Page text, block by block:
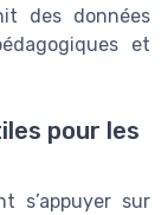
des données
et
pour les
s’appuyer sur